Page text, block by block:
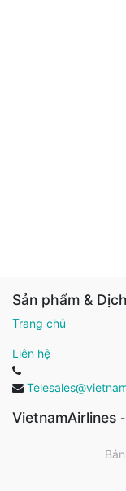
Sản phẩm &
Trang chủ
Liên hệ
VietnamAirlines -